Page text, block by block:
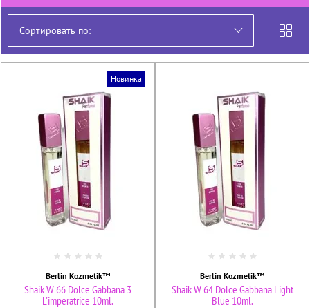
Сортировать по:
Новинка
Berlin Kozmetik™
Shaik W 66 Dolce Gabbana 3
L'imperatrice 10ml.
Berlin Kozmetik™
Shaik W 64 Dolce Gabbana Light
Blue 10ml.